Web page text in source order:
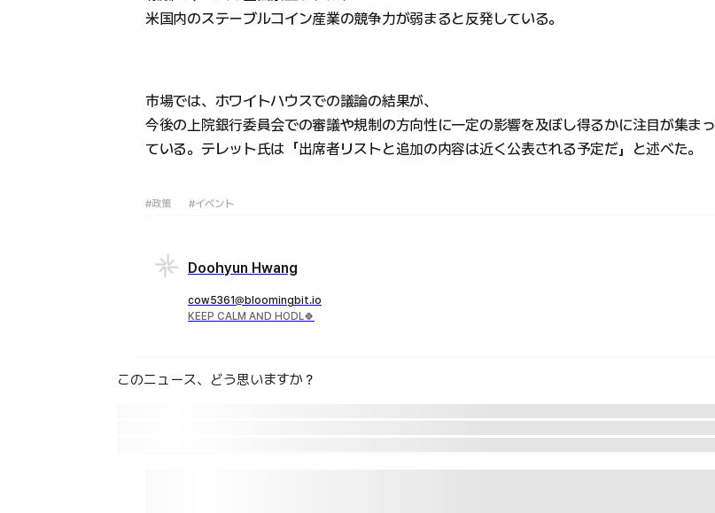
米国内のステーブルコイン産業の競争力が弱まると反発している。
市場では、ホワイトハウスでの議論の結果が、
今後の上院銀行委員会での審議や規制の方向性に一定の影響を及ぼし得るかに注目が集まっ
ている。テレット氏は「出席者リストと追加の内容は近く公表される予定だ」と述べた。
#政策 #イベント
Doohyun Hwang
cow5361@bloomingbit.io
KEEP CALM AND HODL🍀
このニュース、どう思いますか？